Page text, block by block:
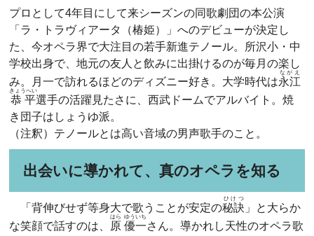
プロとして4年目にして来シーズンの同歌劇団の本公演
「ラ・トラヴィアータ（椿姫）」へのデビューが決定し
た、今オペラ界で大注目の若手新進テノール。所沢小・中
学校出身で、地元の友人と飲みに出掛けるのが毎月の楽し
み。月一で訪れるほどのディズニー好き。大学時代は永江
ながえ
恭平
きょうへい
選手の活躍見たさに、西武ドームでアルバイト。焼
き団子はしょうゆ派。
（注釈）テノールとは高い音域の男声歌手のこと。
出会いに導かれて、真のオペラを知る
「背伸びせず等身大で歌うことが安定の秘訣
ひけつ
」と大らか
な笑顔で話すのは、 原
はら
優一
ゆういち
さん。導かれし天性のオペラ歌